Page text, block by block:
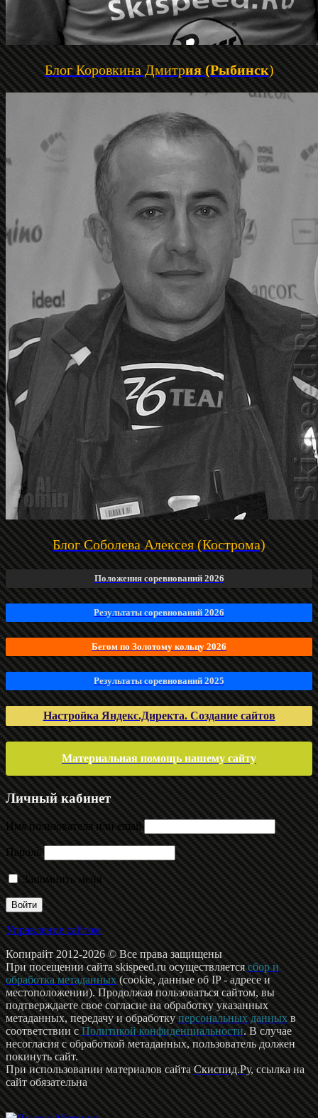
Блог Коровкина Дмитрия (Рыбинск)
Блог Соболева Алексея (Кострома)
Положения соревнований 2026
Результаты соревнований 2026
Бегом по Золотому кольцу 2026
Результаты соревнований 2025
Настройка Яндекс.Директа. Создание сайтов
Материальная помощь нашему сайту
Личный кабинет
Имя пользователя или email
Пароль
Запомнить меня
Управление сайтом
Копирайт 2012-2026 © Все права защищены
При посещении сайта skispeed.ru осуществляетсясбор и
обработка метаданных(cookie, данные об IP - адресе и
местоположении). Продолжая пользоваться сайтом, вы
подтверждаете свое согласие на обработку указанных
метаданных, передачу и обработкуперсональных данныхв
соответствии сПолитикой конфиденциальности. В случае
несогласия с обработкой метаданных, пользователь должен
покинуть сайт.
При использовании материалов сайтаСкиспид.Ру, ссылка на
сайт обязательна